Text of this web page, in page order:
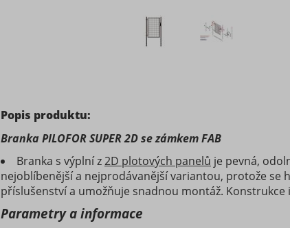
Popis produktu:
Branka PILOFOR SUPER 2D se zámkem FAB
Branka s výplní z2D plotových panelů je pevná,
nejoblíbenější a nejprodávanější variantou, protože se
příslušenství a umožňuje snadnou montáž.
Parametry a informace